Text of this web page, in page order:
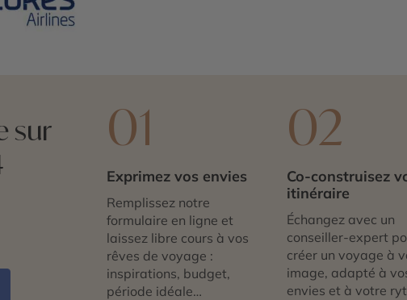
sur
01
Exprimez vos envies
Remplissez notre
formulaire en ligne et
laissez libre cours à vos
rêves de voyage :
inspirations, budget,
période idéale…
02
Co-construisez
itinéraire
Échangez avec un
conseiller-expert
créer un voyage à
image, adapté à
envies et à votre